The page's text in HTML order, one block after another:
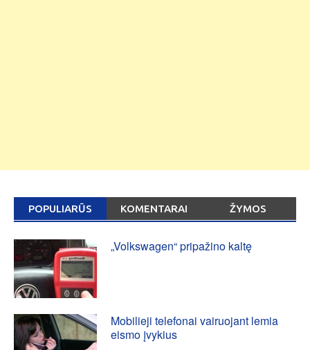
POPULIARŪS KOMENTARAI ŽYMOS
„Volkswagen“ pripažino kaltę
Mobilieji telefonai vairuojant lemia
eismo įvykius